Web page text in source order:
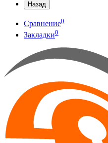
Назад
Сравнение0
Закладки0